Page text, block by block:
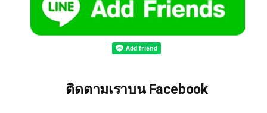
ติดตามเราบน Facebook